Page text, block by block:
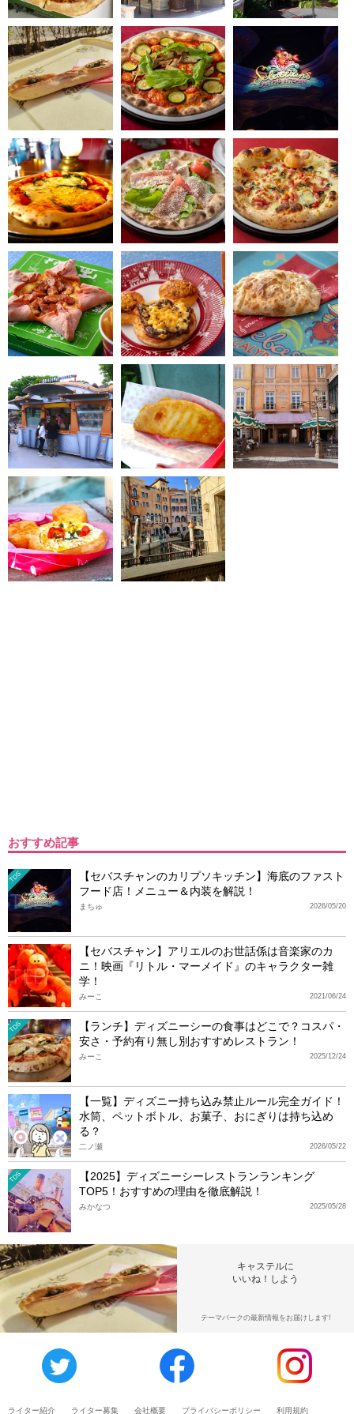
おすすめ記事
TDS
【セバスチャンのカリプソキッチン】海底のファスト
フード店！メニュー＆内装を解説！
2026/05/20
まちゅ
【セバスチャン】アリエルのお世話係は音楽家のカ
ニ！映画『リトル・マーメイド』のキャラクター雑
学！
2021/06/24
みーこ
TDS
【ランチ】ディズニーシーの食事はどこで？コスパ・
安さ・予約有り無し別おすすめレストラン！
2025/12/24
みーこ
【一覧】ディズニー持ち込み禁止ルール完全ガイド！
水筒、ペットボトル、お菓子、おにぎりは持ち込め
る？
2026/05/22
二ノ瀬
TDS
【2025】ディズニーシーレストランランキング
TOP5！おすすめの理由を徹底解説！
2025/05/28
みかなつ
キャステルに
いいね！しよう
テーマパークの最新情報をお届けします!
ライター紹介 ライター募集 会社概要 プライバシーポリシー 利用規約